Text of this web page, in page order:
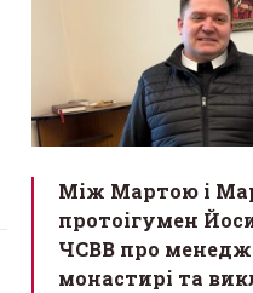
Між Мартою і
протоігумен
ЧСВВ про
монастирі та